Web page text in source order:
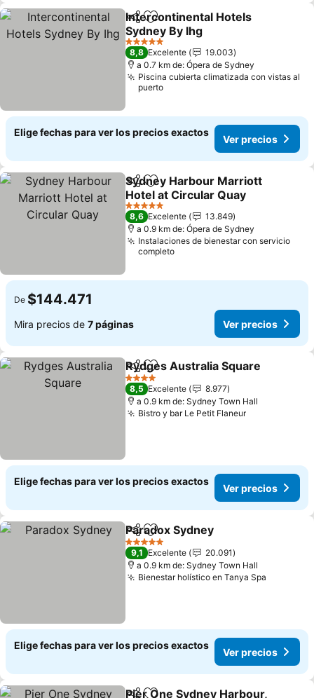
CompartirAgregar a favoritos
Intercontinental Hotels
Sydney By Ihg
5 Estrellas
8,8 Excelente
19.003
a 0.7 km de: Ópera de Sydney
Piscina cubierta climatizada con vistas al
puerto
Elige fechas para ver los precios exactos
Ver precios
CompartirAgregar a favoritos
Sydney Harbour Marriott
Hotel at Circular Quay
5 Estrellas
8,6 Excelente
13.849
a 0.9 km de: Ópera de Sydney
Instalaciones de bienestar con servicio
completo
De $144.471
Mira precios de 7 páginas Ver precios
CompartirAgregar a favoritos
Rydges Australia Square
4 Estrellas
8,5 Excelente
8.977
a 0.9 km de: Sydney Town Hall
Bistro y bar Le Petit Flaneur
Elige fechas para ver los precios exactos
Ver precios
CompartirAgregar a favoritos
Paradox Sydney
5 Estrellas
9,1 Excelente
20.091
a 0.9 km de: Sydney Town Hall
Bienestar holístico en Tanya Spa
Elige fechas para ver los precios exactos
Ver precios
Pier One Sydney Harbour,